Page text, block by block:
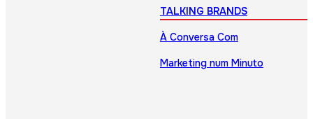
TALKING BRANDS
À Conversa Com
Marketing num Minuto